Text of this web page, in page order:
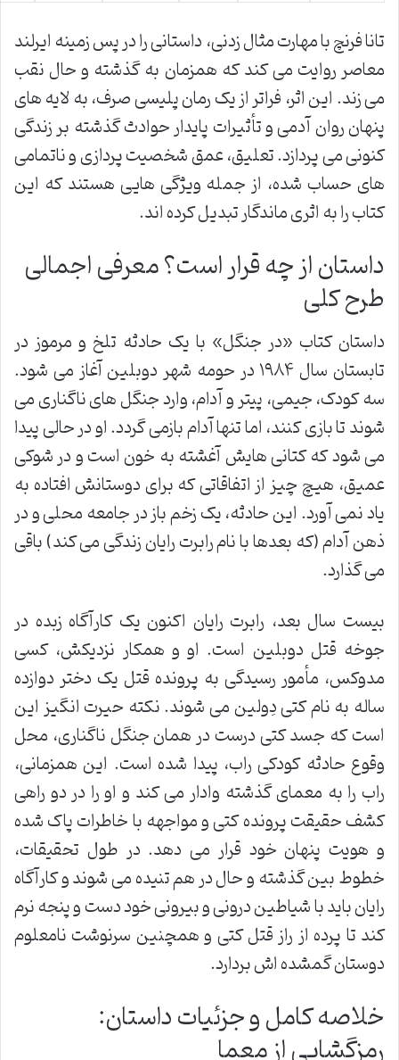
تانا فرنچ با مهارت مثال زدنی، داستانی را در پس زمینه ایرلند
معاصر روایت می کند که همزمان به گذشته و حال نقب
می زند. این اثر، فراتر از یک رمان پلیسی صرف، به لایه های
پنهان روان آدمی و تأثیرات پایدار حوادث گذشته بر زندگی
کنونی می پردازد. تعلیق، عمق شخصیت پردازی و ناتمامی
های حساب شده، از جمله ویژگی هایی هستند که این
کتاب را به اثری ماندگار تبدیل کرده اند.
داستان از چه قرار است؟ معرفی اجمالی
طرح کلی
داستان کتاب «در جنگل» با یک حادثه تلخ و مرموز در
تابستان سال ۱۹۸۴ در حومه شهر دوبلین آغاز می شود.
سه کودک، جیمی، پیتر و آدام، وارد جنگل های ناگناری می
شوند تا بازی کنند، اما تنها آدام بازمی گردد. او در حالی پیدا
می شود که کتانی هایش آغشته به خون است و در شوکی
عمیق، هیچ چیز از اتفاقاتی که برای دوستانش افتاده به
یاد نمی آورد. این حادثه، یک زخم باز در جامعه محلی و در
ذهن آدام (که بعدها با نام رابرت رایان زندگی می کند) باقی
می گذارد.
بیست سال بعد، رابرت رایان اکنون یک کارآگاه زبده در
جوخه قتل دوبلین است. او و همکار نزدیکش، کسی
مدوکس، مأمور رسیدگی به پرونده قتل یک دختر دوازده
ساله به نام کتی دِولین می شوند. نکته حیرت انگیز این
است که جسد کتی درست در همان جنگل ناگناری، محل
وقوع حادثه کودکی راب، پیدا شده است. این همزمانی،
راب را به معمای گذشته وادار می کند و او را در دو راهی
کشف حقیقت پرونده کتی و مواجهه با خاطرات پاک شده
و هویت پنهان خود قرار می دهد. در طول تحقیقات،
خطوط بین گذشته و حال در هم تنیده می شوند و کارآگاه
رایان باید با شیاطین درونی و بیرونی خود دست و پنجه نرم
کند تا پرده از راز قتل کتی و همچنین سرنوشت نامعلوم
دوستان گمشده اش بردارد.
خلاصه کامل و جزئیات داستان: